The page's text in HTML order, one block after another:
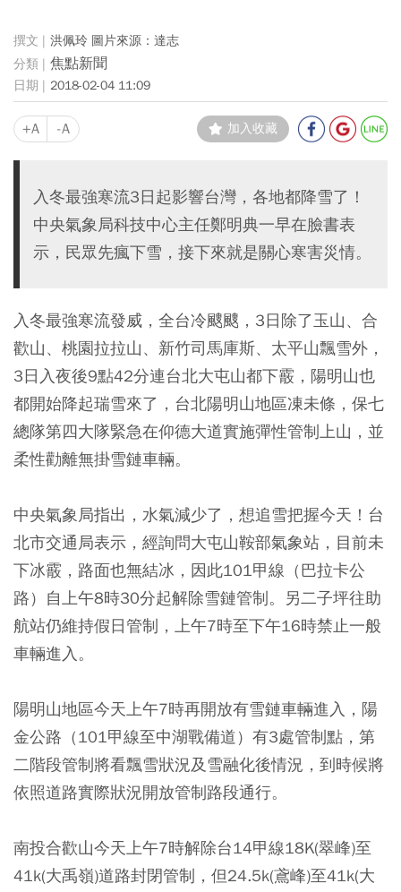
洪佩玲 圖片來源：達志
焦點新聞
2018-02-04 11:09
+A -A 加入收藏
入冬最強寒流3日起影響台灣，各地都降雪了！
中央氣象局科技中心主任鄭明典一早在臉書表
示，民眾先瘋下雪，接下來就是關心寒害災情。
入冬最強寒流發威，全台冷颼颼，3日除了玉山、合
歡山、桃園拉拉山、新竹司馬庫斯、太平山飄雪外，
3日入夜後9點42分連台北大屯山都下霰，陽明山也
都開始降起瑞雪來了，台北陽明山地區凍未條，保七
總隊第四大隊緊急在仰德大道實施彈性管制上山，並
柔性勸離無掛雪鏈車輛。
中央氣象局指出，水氣減少了，想追雪把握今天！台
北市交通局表示，經詢問大屯山鞍部氣象站，目前未
下冰霰，路面也無結冰，因此101甲線（巴拉卡公
路）自上午8時30分起解除雪鏈管制。另二子坪往助
航站仍維持假日管制，上午7時至下午16時禁止一般
車輛進入。
陽明山地區今天上午7時再開放有雪鏈車輛進入，陽
金公路（101甲線至中湖戰備道）有3處管制點，第
二階段管制將看飄雪狀況及雪融化後情況，到時候將
依照道路實際狀況開放管制路段通行。
南投合歡山今天上午7時解除台14甲線18K(翠峰)至
41k(大禹嶺)道路封閉管制，但24.5k(鳶峰)至41k(大